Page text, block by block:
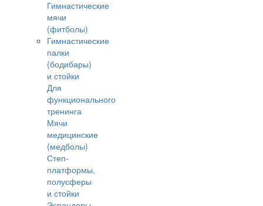
Гимнастические
мячи
(фитболы)
Гимнастические
палки
(бодибары)
и стойки
Для
функционального
тренинга
Мячи
медицинские
(медболы)
Степ-
платформы,
полусферы
и стойки